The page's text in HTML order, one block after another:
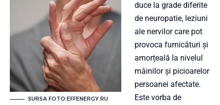
SURSA FOTO:EFFENERGY.RU
duce la grade diferite
de neuropatie, leziuni
ale nervilor care pot
provoca furnicături și
amorțeală la nivelul
mâinilor și picioarelor
persoanei afectate.
Este vorba de